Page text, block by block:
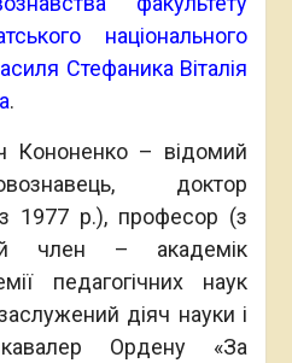
національного
Стефаника Віталія
.
Кононенко – відомий
доктор
1977 р.), професор (з
член – академік
педагогічних наук
діяч науки і
кавалер Ордену «За